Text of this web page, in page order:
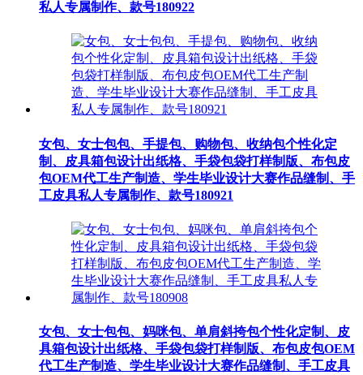
私人专属制作、款号180922
女包、女士包包、手提包、购物包、收纳包个性化定
制、皮具箱包设计出纸格、手袋包袋打样制版、布包皮
包OEM代工生产制造、学生毕业设计大赛作品缝制、手
工皮具私人专属制作、款号180921
女包、女士包包、妈咪包、单肩斜挎包个性化定制、皮
具箱包设计出纸格、手袋包袋打样制版、布包皮包OEM
代工生产制造、学生毕业设计大赛作品缝制、手工皮具